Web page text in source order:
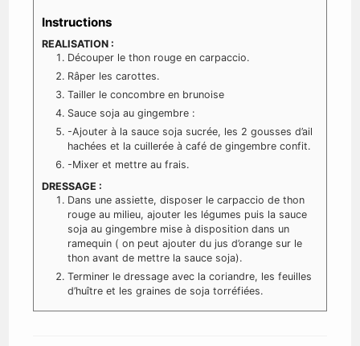
Instructions
REALISATION :
Découper le thon rouge en carpaccio.
Râper les carottes.
Tailler le concombre en brunoise
Sauce soja au gingembre :
-Ajouter à la sauce soja sucrée, les 2 gousses d’ail
hachées et la cuillerée à café de gingembre confit.
-Mixer et mettre au frais.
DRESSAGE :
Dans une assiette, disposer le carpaccio de thon
rouge au milieu, ajouter les légumes puis la sauce
soja au gingembre mise à disposition dans un
ramequin ( on peut ajouter du jus d’orange sur le
thon avant de mettre la sauce soja).
Terminer le dressage avec la coriandre, les feuilles
d’huître et les graines de soja torréfiées.